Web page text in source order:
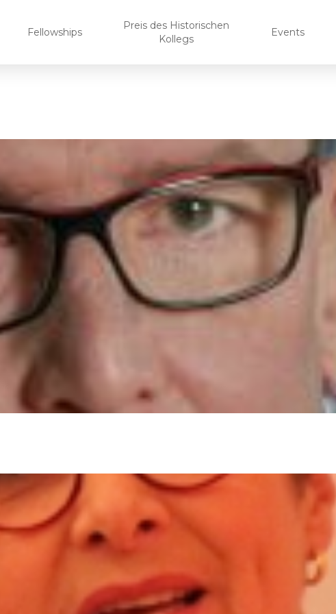
Fellowships
Preis des Historischen
Kollegs
Events